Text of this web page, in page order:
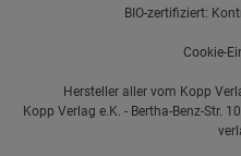
BIO-zertifiziert:
Cookie-
Hersteller aller vom Kopp
Kopp Verlag e.K. - Bertha-Benz-Str.